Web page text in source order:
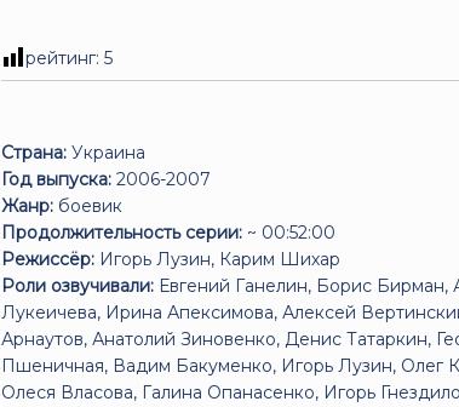
рейтинг:5
Страна: Украина
Год выпуска: 2006-2007
Жанр: боевик
Продолжительность серии: ~ 00:52:00
Режиссёр: Игорь Лузин, Карим Шихар
Роли озвучивали: Евгений Ганелин, Борис Бирман,
Лукеичева, Ирина Апексимова, Алексей
Арнаутов, Анатолий Зиновенко, Денис Татаркин,
Пшеничная, Вадим Бакуменко, Игорь Лузин, Олег
Олеся Власова, Галина Опанасенко, Игорь